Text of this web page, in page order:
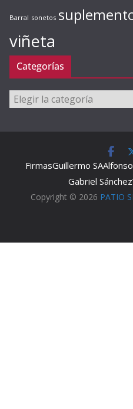
Barral sonetos
viñeta
Categorías
Categorías
FirmasGuillermo SA
Gabriel Sánchez
Copyright © 2026 PATIO